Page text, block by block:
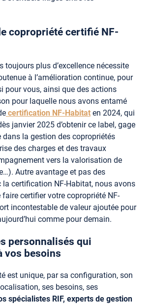
copropriété certifié NF-
toujours plus d’excellence nécessite
à l’amélioration continue, pour
pour vous, ainsi que des actions
pour laquelle nous avons entamé
certification NF-Habitat en 2024, qui
janvier 2025 d’obtenir ce label, gage
dans la gestion des copropriétés
des charges et des travaux
vers la valorisation de
Autre avantage et pas des
la certification NF-Habitat, nous avons
certifier votre copropriété NF-
incontestable de valeur ajoutée pour
comme pour demain.
personnalisés qui
vos besoins
est unique, par sa configuration, son
ses besoins, ses
spécialistes RIF, experts de gestion